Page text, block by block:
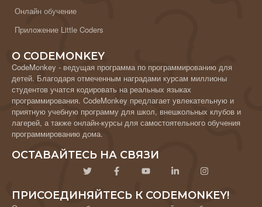
Онлайн обучение
Приложение Little Coders
О CODEMONKEY
CodeMonkey - ведущая программа по программированию для
детей. Благодаря отмеченным наградами курсам миллионы
студентов учатся кодировать на реальных языках
программирования. CodeMonkey предлагает увлекательную и
приятную учебную программу для школ, внешкольных клубов и
лагерей, а также онлайн-курсы для самостоятельного обучения
программированию дома.
ОСТАВАЙТЕСЬ НА СВЯЗИ
ПРИСОЕДИНЯЙТЕСЬ К CODEMONKEY!